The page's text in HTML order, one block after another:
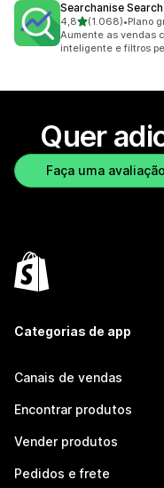
Searchanise
4,8de 5 estrelas
(1.068)
1068 avaliações ao
•Plano
Aumente as vendas
inteligente e filtros
Quer
Faça uma
Categorias de app
Canais de vendas
Encontrar produtos
Vender produtos
Pedidos e frete